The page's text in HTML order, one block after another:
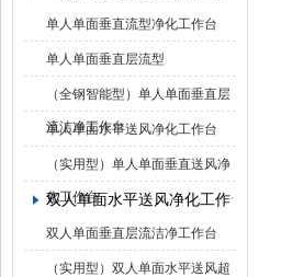
单人单面垂直流型净化工作台
单人单面垂直层流型
（全钢智能型）单人单面垂直层
流洁净工作台
单人单面水平送风净化工作台
（实用型）单人单面垂直送风净
化工作台
双人单面水平送风净化工作台
双人单面垂直层流洁净工作台
（实用型）双人单面水平送风超